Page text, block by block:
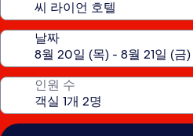
날짜
인원 수